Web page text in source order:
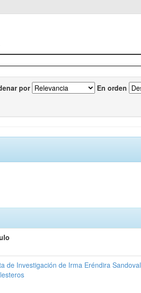
por En orden
de Investigación de Irma Eréndira Sandoval